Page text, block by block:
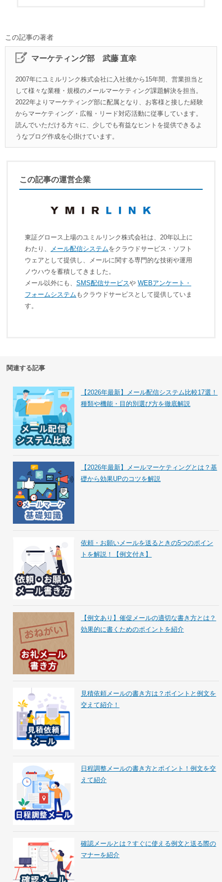
この記事の著者
マーケティング部 武藤 直幸
2007年にユミルリンク株式会社に入社後から15年間、営業担当と
して様々な業種・規模のメールマーケティング課題解決を担当。
2022年よりマーケティング部に配属となり、お客様と接した経験
からマーケティング・広報・リード対応活動に従事しています。
読んでいただける方々に、少しでも有益なヒントを提供できるよ
うなブログ作成を心掛けています。
この記事の運営企業
東証グロース上場のユミルリンク株式会社は、20年以上に
わたり、
メール配信システムをクラウドサービス・ソフト
ウェアとして提供し、メールに関する専門的な技術や運用
ノウハウを蓄積してきました。
メール以外にも、 SMS配信サービスや WEBアンケート・
フォームシステム もクラウドサービスとして提供していま
す。
関連する記事
【2026年最新】メール配信システム比較17選！
種類や機能・目的別選び方を徹底解説
【2026年最新】メールマーケティングとは？基
礎から効果UPのコツを解説
依頼・お願いメールを送るときの5つのポイン
トを解説！【例文付き】
【例文あり】催促メールの適切な書き方とは？
効果的に書くためのポイントを紹介
見積依頼メールの書き方は？ポイントと例文を
交えて紹介！
日程調整メールの書き方とポイント！例文を交
えて紹介
確認メールとは？すぐに使える例文と送る際の
マナーを紹介